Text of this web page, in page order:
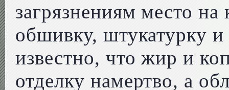
загрязнениям место на
обшивку, штукатурку и
известно, что жир и
отделку намертво, а